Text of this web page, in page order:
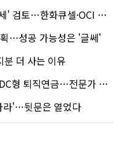
…한화큐셀·OCI 영향은?
…성공 가능성은 '글쎄'
더 사는 이유
퇴직연금…전문가 조언은
라'…뒷문은 열었다